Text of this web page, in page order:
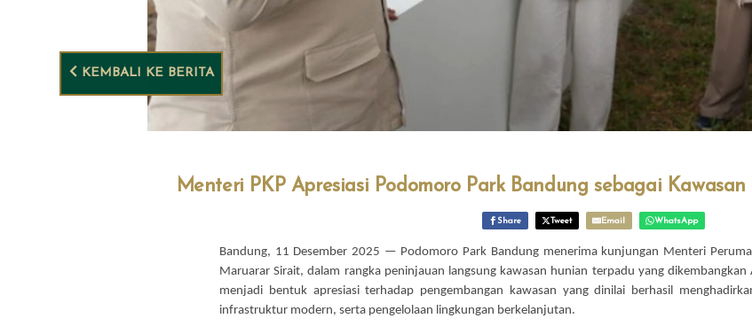
KEMBALI KE BERITA
Menteri PKP Apresiasi Podomoro Park Bandung sebagai
Share Tweet Email WhatsApp
Bandung, 11 Desember 2025 — Podomoro Park Bandung menerima kunjungan Menteri
Maruarar Sirait, dalam rangka peninjauan langsung kawasan hunian terpadu yang
menjadi bentuk apresiasi terhadap pengembangan kawasan yang dinilai berhasil
infrastruktur modern, serta pengelolaan lingkungan berkelanjutan.